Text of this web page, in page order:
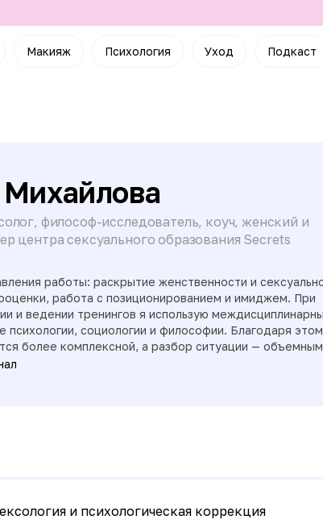
Макияж Психология Уход Подкаст
философ-исследователь, коуч, женский и
центра сексуального образования Secrets
работы: раскрытие женственности и
работа с позиционированием и имиджем. При
и ведении тренингов я использую
психологии, социологии и философии. Благодаря
более комплексной, а разбор ситуации —
и психологическая коррекция